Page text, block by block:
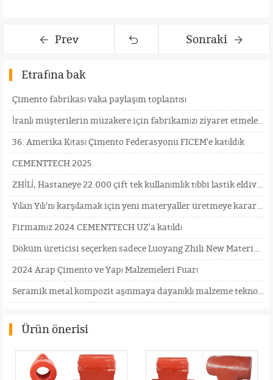
Prev Sonraki
Etrafına bak
Çimento fabrikası vaka paylaşım toplantısı
İranlı müşterilerin müzakere için fabrikamızı ziyaret etmelerini içtenlikle bekliyoruz
36. Amerika Kıtası Çimento Federasyonu FICEM'e katıldık
CEMENTTECH 2025
ZHİLİ, Hastaneye 22.000 çift tek kullanımlık tıbbi lastik eldiven bağışladı.
Yılan Yılı'nı karşılamak için yeni materyaller üretmeye kararlıyız
Firmamız 2024 CEMENTTECH UZ'a katıldı
Döküm üreticisi seçerken sadece Luoyang Zhili New Materials'ı seçin!
2024 Arap Çimento ve Yapı Malzemeleri Fuarı
Seramik metal kompozit aşınmaya dayanıklı malzeme teknolojisi
Ürün önerisi